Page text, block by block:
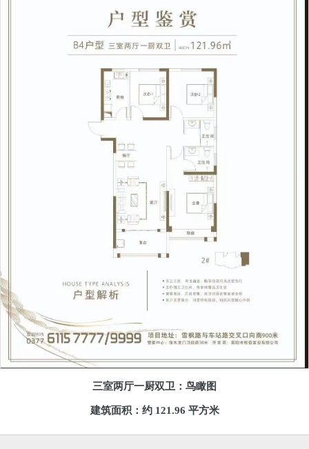
三室两厅一厨双卫：鸟瞰图
建筑面积：约 121.96 平方米